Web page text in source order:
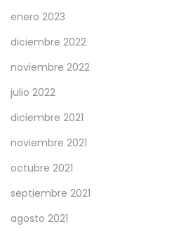
enero 2023
diciembre 2022
noviembre 2022
julio 2022
diciembre 2021
noviembre 2021
octubre 2021
septiembre 2021
agosto 2021